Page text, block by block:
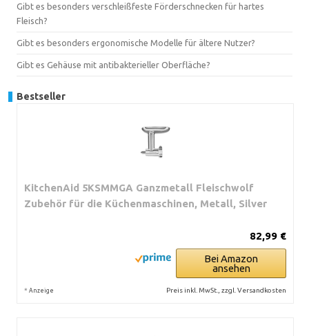
Gibt es besonders verschleißfeste Förderschnecken für hartes
Fleisch?
Gibt es besonders ergonomische Modelle für ältere Nutzer?
Gibt es Gehäuse mit antibakterieller Oberfläche?
Bestseller
KitchenAid 5KSMMGA Ganzmetall Fleischwolf
Zubehör für die Küchenmaschinen, Metall, Silver
82,99 €
Bei Amazon
ansehen
* Anzeige Preis inkl. MwSt., zzgl. Versandkosten